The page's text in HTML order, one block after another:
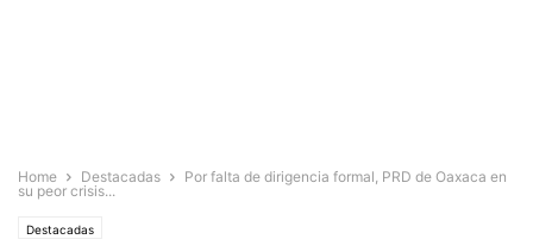
Home Destacadas
Por falta de dirigencia formal, PRD de Oaxaca en
su peor crisis...
Destacadas